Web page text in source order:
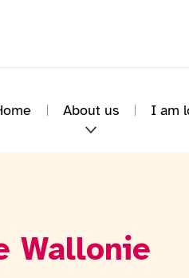
About us I am
Wallonie